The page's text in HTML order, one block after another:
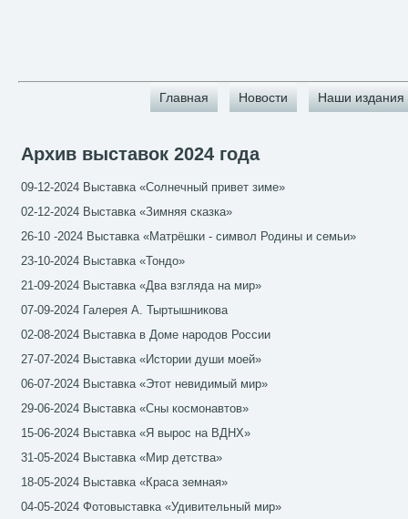
Главная Новости Наши издания
Архив выставок 2024 года
09-12-2024 Выставка «Солнечный привет зиме»
02-12-2024 Выставка «Зимняя сказка»
26-10 -2024 Выставка «Матрёшки - символ Родины и семьи»
23-10-2024 Выставка «Тондо»
21-09-2024 Выставка «Два взгляда на мир»
07-09-2024 Галерея А. Тыртышникова
02-08-2024 Выставка в Доме народов России
27-07-2024 Выставка «Истории души моей»
06-07-2024 Выставка «Этот невидимый мир»
29-06-2024 Выставка «Сны космонавтов»
15-06-2024 Выставка «Я вырос на ВДНХ»
31-05-2024 Выставка «Мир детства»
18-05-2024 Выставка «Краса земная»
04-05-2024 Фотовыставка «Удивительный мир»